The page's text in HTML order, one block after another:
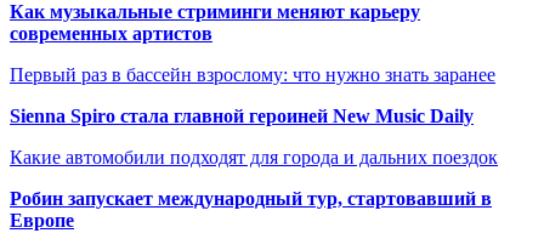
Как музыкальные стриминги меняют карьеру
современных артистов
Первый раз в бассейн взрослому: что нужно знать заранее
Sienna Spiro стала главной героиней New Music Daily
Какие автомобили подходят для города и дальних поездок
Робин запускает международный тур, стартовавший в
Европе